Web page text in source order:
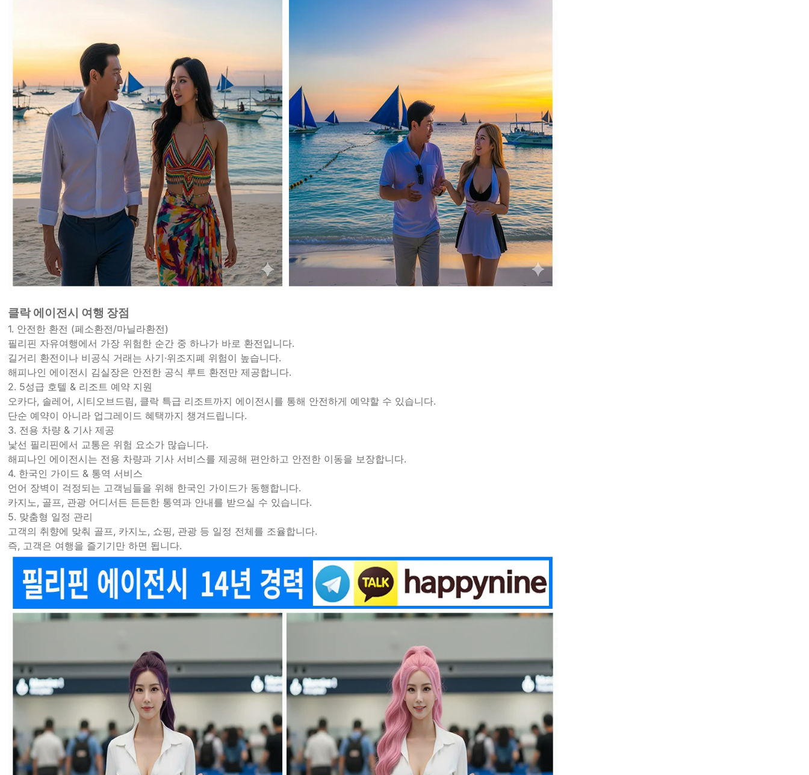
클락 에이전시 여행 장점
1. 안전한 환전 (페소환전/마닐라환전)
필리핀 자유여행에서 가장 위험한 순간 중 하나가 바로 환전입니다.
길거리 환전이나 비공식 거래는 사기·위조지폐 위험이 높습니다.
해피나인 에이전시 김실장은 안전한 공식 루트 환전만 제공합니다.
2. 5성급 호텔 & 리조트 예약 지원
오카다, 솔레어, 시티오브드림, 클락 특급 리조트까지 에이전시를 통해 안전하게 예약할 수 있습니다.
단순 예약이 아니라 업그레이드 혜택까지 챙겨드립니다.
3. 전용 차량 & 기사 제공
낯선 필리핀에서 교통은 위험 요소가 많습니다.
해피나인 에이전시는 전용 차량과 기사 서비스를 제공해 편안하고 안전한 이동을 보장합니다.
4. 한국인 가이드 & 통역 서비스
언어 장벽이 걱정되는 고객님들을 위해 한국인 가이드가 동행합니다.
카지노, 골프, 관광 어디서든 든든한 통역과 안내를 받으실 수 있습니다.
5. 맞춤형 일정 관리
고객의 취향에 맞춰 골프, 카지노, 쇼핑, 관광 등 일정 전체를 조율합니다.
즉, 고객은 여행을 즐기기만 하면 됩니다.